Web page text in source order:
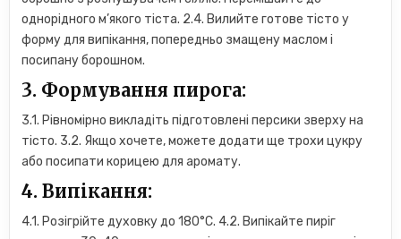
однорідного м’якого тіста. 2.4. Вилийте готове тісто у
форму для випікання, попередньо змащену маслом і
посипану борошном.
3. Формування пирога:
3.1. Рівномірно викладіть підготовлені персики зверху на
тісто. 3.2. Якщо хочете, можете додати ще трохи цукру
або посипати корицею для аромату.
4. Випікання:
4.1. Розігрійте духовку до 180°C. 4.2. Випікайте пиріг